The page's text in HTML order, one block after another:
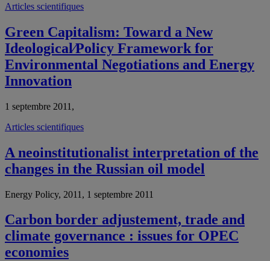
Articles scientifiques
Green Capitalism: Toward a New
Ideological⁄Policy Framework for
Environmental Negotiations and Energy
Innovation
1 septembre 2011,
Articles scientifiques
A neoinstitutionalist interpretation of the
changes in the Russian oil model
Energy Policy, 2011, 1 septembre 2011
Carbon border adjustement, trade and
climate governance : issues for OPEC
economies